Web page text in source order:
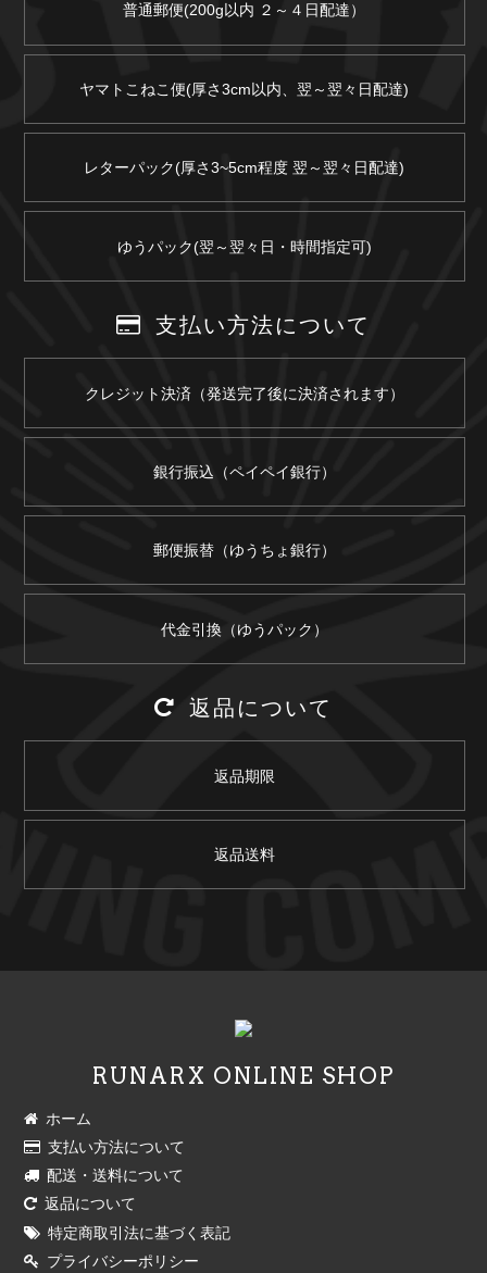
普通郵便(200g以内 ２～４日配達）
ヤマトこねこ便(厚さ3cm以内、翌～翌々日配達)
レターパック(厚さ3~5cm程度 翌～翌々日配達)
ゆうパック(翌～翌々日・時間指定可)
支払い方法について
クレジット決済（発送完了後に決済されます）
銀行振込（ペイペイ銀行）
郵便振替（ゆうちょ銀行）
代金引換（ゆうパック）
返品について
返品期限
返品送料
RUNARX ONLINE SHOP
ホーム
支払い方法について
配送・送料について
返品について
特定商取引法に基づく表記
プライバシーポリシー